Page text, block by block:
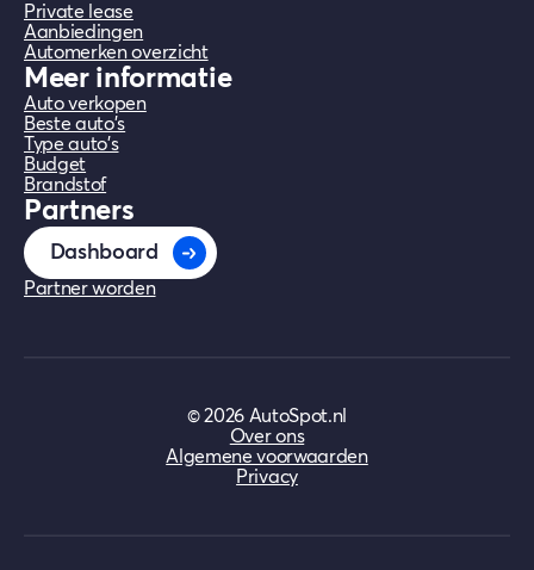
Private lease
Aanbiedingen
Automerken overzicht
Meer informatie
Auto verkopen
Beste auto's
Type auto's
Budget
Brandstof
Partners
Dashboard
Partner worden
©2026AutoSpot.nl
Over ons
Algemene voorwaarden
Privacy